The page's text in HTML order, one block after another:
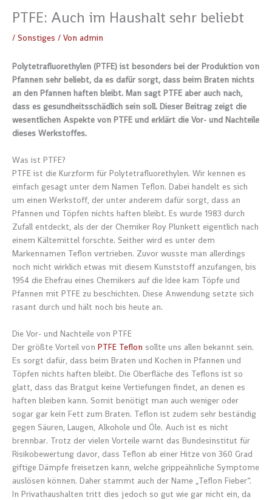
PTFE: Auch im Haushalt sehr beliebt
/ Sonstiges / Von admin
Polytetrafluorethylen (PTFE) ist besonders bei der Produktion von
Pfannen sehr beliebt, da es dafür sorgt, dass beim Braten nichts
an den Pfannen haften bleibt. Man sagt PTFE aber auch nach,
dass es gesundheitsschädlich sein soll. Dieser Beitrag zeigt die
wesentlichen Aspekte von PTFE und erklärt die Vor- und Nachteile
dieses Werkstoffes.
Was ist PTFE?
PTFE ist die Kurzform für Polytetrafluorethylen. Wir kennen es
einfach gesagt unter dem Namen Teflon. Dabei handelt es sich
um einen Werkstoff, der unter anderem dafür sorgt, dass an
Pfannen und Töpfen nichts haften bleibt. Es wurde 1983 durch
Zufall entdeckt, als der der Chemiker Roy Plunkett eigentlich nach
einem Kältemittel forschte. Seither wird es unter dem
Markennamen Teflon vertrieben. Zuvor wusste man allerdings
noch nicht wirklich etwas mit diesem Kunststoff anzufangen, bis
1954 die Ehefrau eines Chemikers auf die Idee kam Töpfe und
Pfannen mit PTFE zu beschichten. Diese Anwendung setzte sich
rasant durch und hält noch bis heute an.
Die Vor- und Nachteile von PTFE
Der größte Vorteil von PTFE Teflon sollte uns allen bekannt sein.
Es sorgt dafür, dass beim Braten und Kochen in Pfannen und
Töpfen nichts haften bleibt. Die Oberfläche des Teflons ist so
glatt, dass das Bratgut keine Vertiefungen findet, an denen es
haften bleiben kann. Somit benötigt man auch weniger oder
sogar gar kein Fett zum Braten. Teflon ist zudem sehr beständig
gegen Säuren, Laugen, Alkohole und Öle. Auch ist es nicht
brennbar. Trotz der vielen Vorteile warnt das Bundesinstitut für
Risikobewertung davor, dass Teflon ab einer Hitze von 360 Grad
giftige Dämpfe freisetzen kann, welche grippeähnliche Symptome
auslösen können. Daher stammt auch der Name „Teflon Fieber“.
In Privathaushalten tritt dies jedoch so gut wie gar nicht ein, da